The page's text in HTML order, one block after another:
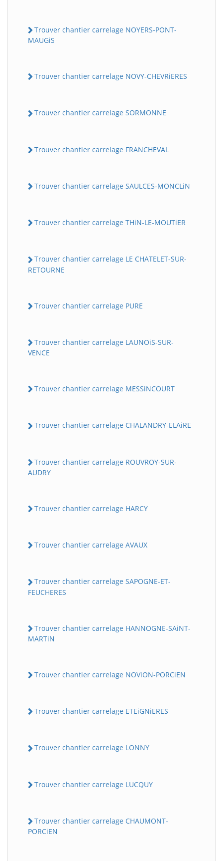
Trouver chantier carrelage NOYERS-PONT-
MAUGiS
Trouver chantier carrelage NOVY-CHEVRiERES
Trouver chantier carrelage SORMONNE
Trouver chantier carrelage FRANCHEVAL
Trouver chantier carrelage SAULCES-MONCLiN
Trouver chantier carrelage THiN-LE-MOUTiER
Trouver chantier carrelage LE CHATELET-SUR-
RETOURNE
Trouver chantier carrelage PURE
Trouver chantier carrelage LAUNOiS-SUR-
VENCE
Trouver chantier carrelage MESSiNCOURT
Trouver chantier carrelage CHALANDRY-ELAiRE
Trouver chantier carrelage ROUVROY-SUR-
AUDRY
Trouver chantier carrelage HARCY
Trouver chantier carrelage AVAUX
Trouver chantier carrelage SAPOGNE-ET-
FEUCHERES
Trouver chantier carrelage HANNOGNE-SAiNT-
MARTiN
Trouver chantier carrelage NOViON-PORCiEN
Trouver chantier carrelage ETEiGNiERES
Trouver chantier carrelage LONNY
Trouver chantier carrelage LUCQUY
Trouver chantier carrelage CHAUMONT-
PORCiEN